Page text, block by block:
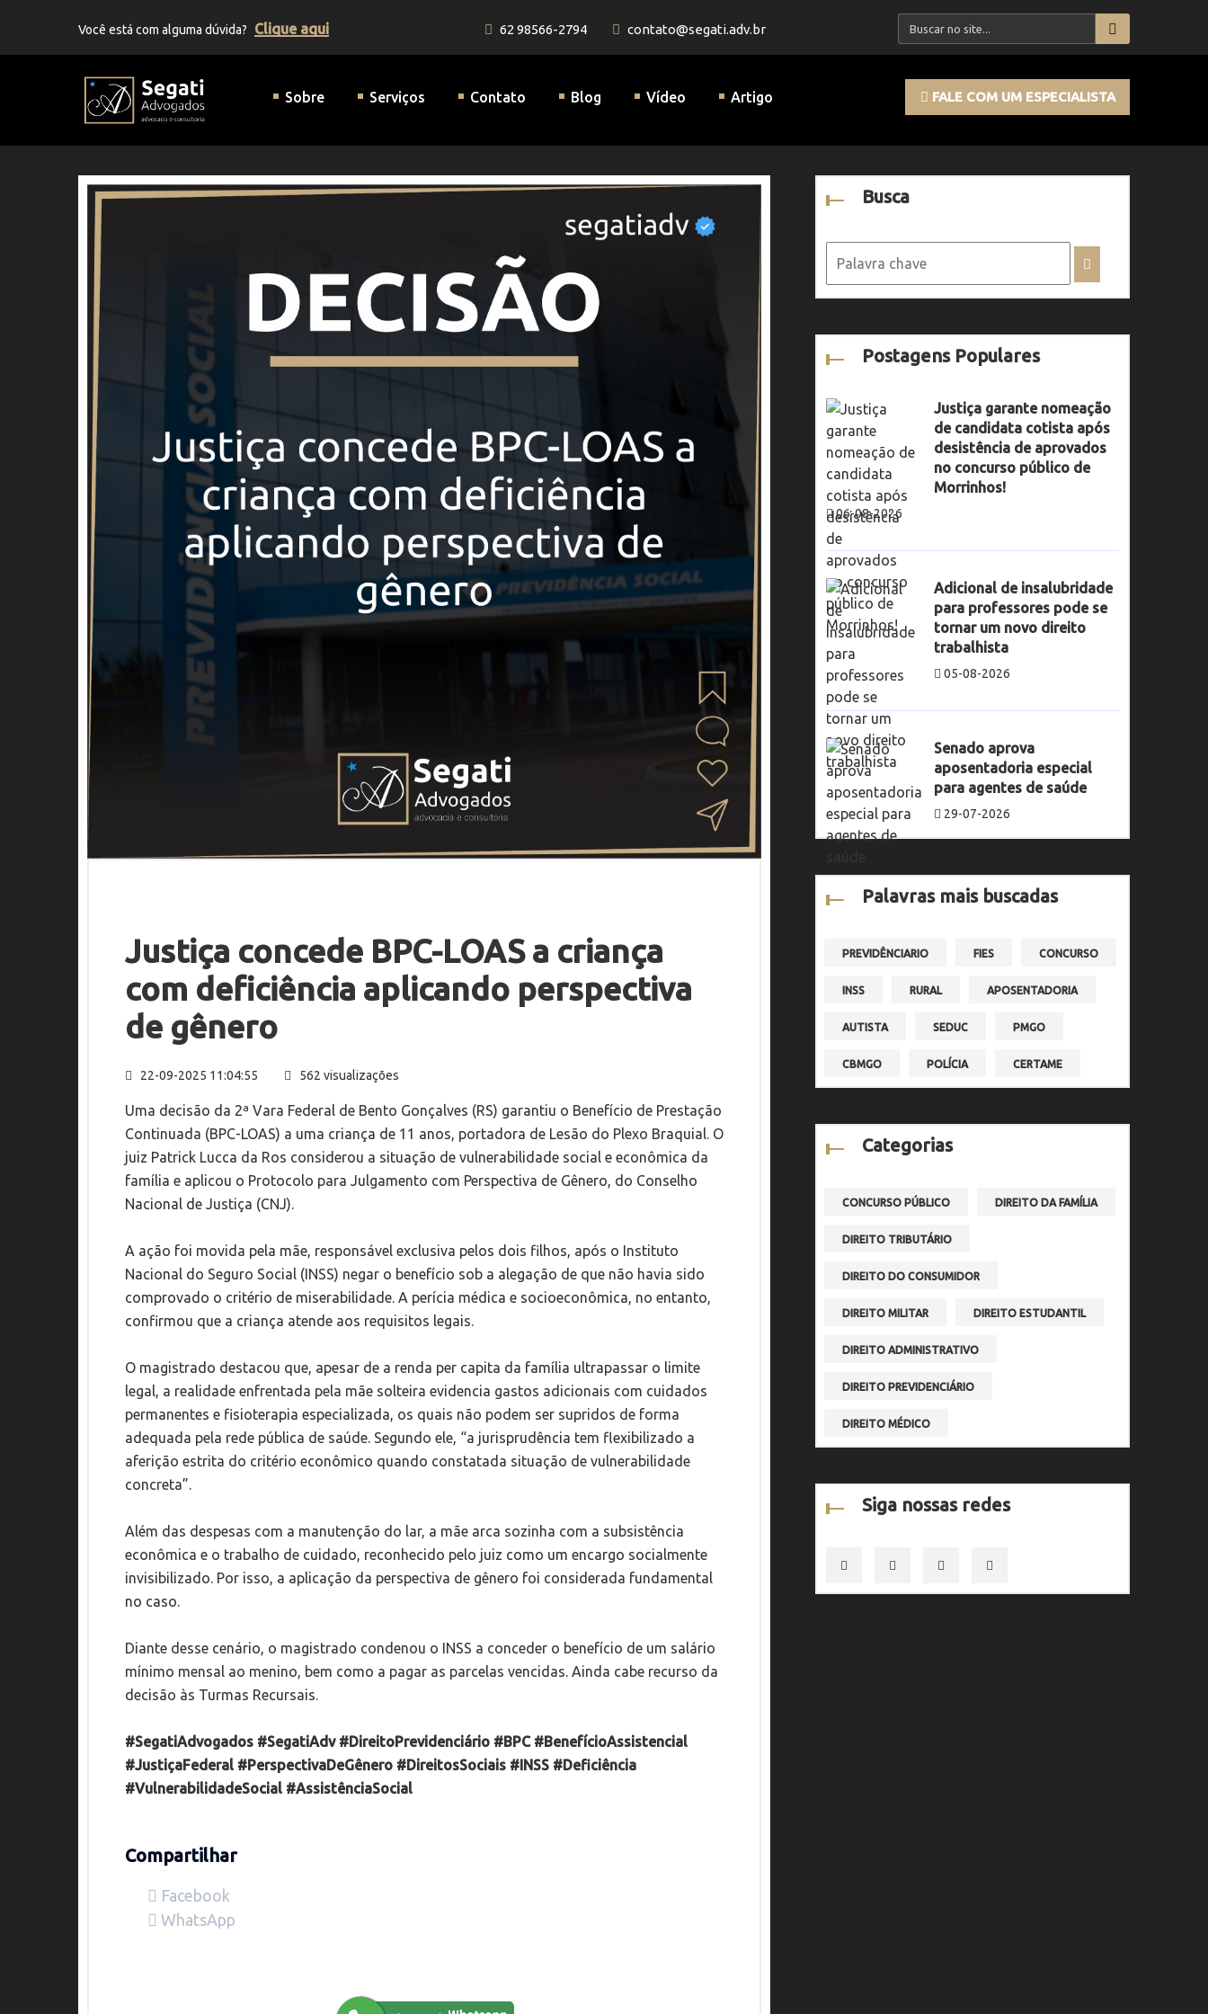
Você está com alguma dúvida? Clique aqui 62 98566-2794 contato@segati.adv.br
Sobre
Serviços Contato Blog Vídeo Artigo FALE COM UM ESPECIALISTA
Justiça concede BPC-LOAS a criança
com deficiência aplicando perspectiva
de gênero
22-09-2025 11:04:55 562 visualizações
Uma decisão da 2ª Vara Federal de Bento Gonçalves (RS) garantiu o Benefício de Prestação
Continuada (BPC-LOAS) a uma criança de 11 anos, portadora de Lesão do Plexo Braquial. O
juiz Patrick Lucca da Ros considerou a situação de vulnerabilidade social e econômica da
família e aplicou o Protocolo para Julgamento com Perspectiva de Gênero, do Conselho
Nacional de Justiça (CNJ).
A ação foi movida pela mãe, responsável exclusiva pelos dois filhos, após o Instituto
Nacional do Seguro Social (INSS) negar o benefício sob a alegação de que não havia sido
comprovado o critério de miserabilidade. A perícia médica e socioeconômica, no entanto,
confirmou que a criança atende aos requisitos legais.
O magistrado destacou que, apesar de a renda per capita da família ultrapassar o limite
legal, a realidade enfrentada pela mãe solteira evidencia gastos adicionais com cuidados
permanentes e fisioterapia especializada, os quais não podem ser supridos de forma
adequada pela rede pública de saúde. Segundo ele, “a jurisprudência tem flexibilizado a
aferição estrita do critério econômico quando constatada situação de vulnerabilidade
concreta”.
Além das despesas com a manutenção do lar, a mãe arca sozinha com a subsistência
econômica e o trabalho de cuidado, reconhecido pelo juiz como um encargo socialmente
invisibilizado. Por isso, a aplicação da perspectiva de gênero foi considerada fundamental
no caso.
Diante desse cenário, o magistrado condenou o INSS a conceder o benefício de um salário
mínimo mensal ao menino, bem como a pagar as parcelas vencidas. Ainda cabe recurso da
decisão às Turmas Recursais.
#SegatiAdvogados #SegatiAdv #DireitoPrevidenciário #BPC #BenefícioAssistencial
#JustiçaFederal #PerspectivaDeGênero #DireitosSociais #INSS #Deficiência
#VulnerabilidadeSocial #AssistênciaSocial
Compartilhar
Facebook
WhatsApp
Busca
Postagens Populares
Justiça garante nomeação
de candidata cotista após
desistência de aprovados
no concurso público de
Morrinhos!
06-08-2026
Adicional de insalubridade
para professores pode se
tornar um novo direito
trabalhista
05-08-2026
Senado aprova
aposentadoria especial
para agentes de saúde
29-07-2026
Palavras mais buscadas
PREVIDÊNCIARIO FIES CONCURSO
INSS RURAL APOSENTADORIA
AUTISTA SEDUC PMGO
CBMGO POLÍCIA CERTAME
Categorias
CONCURSO PÚBLICO DIREITO DA FAMÍLIA
DIREITO TRIBUTÁRIO
DIREITO DO CONSUMIDOR
DIREITO MILITAR DIREITO ESTUDANTIL
DIREITO ADMINISTRATIVO
DIREITO PREVIDENCIÁRIO
DIREITO MÉDICO
Siga nossas redes